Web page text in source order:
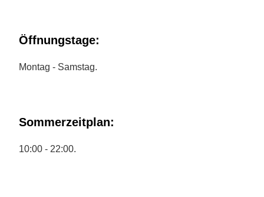
Öffnungstage:
Montag - Samstag.
Sommerzeitplan:
10:00 - 22:00.